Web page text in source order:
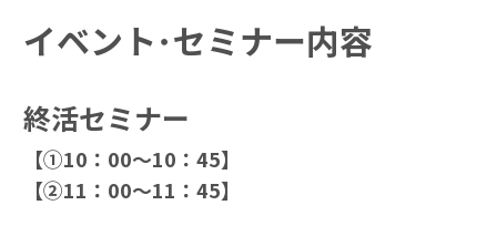
イベント･セミナー内容
終活セミナー
【①10：00～10：45】
【②11：00～11：45】